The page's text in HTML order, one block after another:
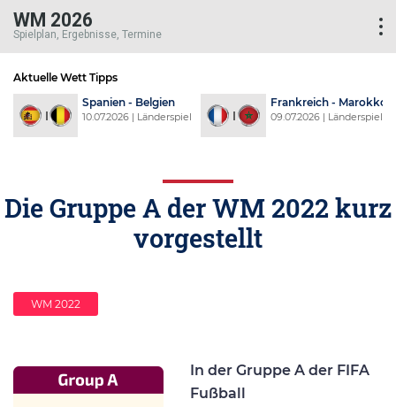
WM 2026
Spielplan, Ergebnisse, Termine
Aktuelle Wett Tipps
Spanien - Belgien
10.07.2026 | Länderspiel
Frankreich - Marokko
09.07.2026 | Länderspiel
Die Gruppe A der WM 2022 kurz
vorgestellt
WM 2022
In der Gruppe A der FIFA
Fußball